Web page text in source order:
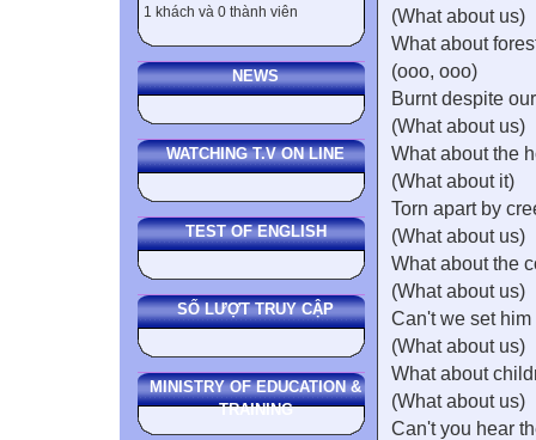
1 khách và 0 thành viên
NEWS
WATCHING T.V ON LINE
TEST OF ENGLISH
SỐ LƯỢT TRUY CẬP
MINISTRY OF EDUCATION &
TRAINING
(What about us)
What about
(ooo, ooo)
Burnt despite
(What about us)
What about the
(What about it)
Torn apart by
(What about us)
What about the
(What about us)
Can't we set him
(What about us)
What about
(What about us)
Can't you hear